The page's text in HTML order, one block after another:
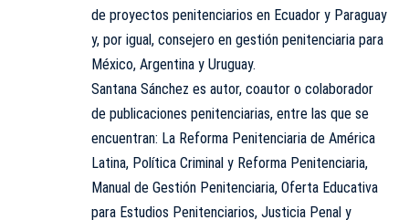
de proyectos penitenciarios en Ecuador y Paraguay
y, por igual, consejero en gestión penitenciaria para
México, Argentina y Uruguay.
Santana Sánchez es autor, coautor o colaborador
de publicaciones penitenciarias, entre las que se
encuentran: La Reforma Penitenciaria de América
Latina, Política Criminal y Reforma Penitenciaria,
Manual de Gestión Penitenciaria, Oferta Educativa
para Estudios Penitenciarios, Justicia Penal y